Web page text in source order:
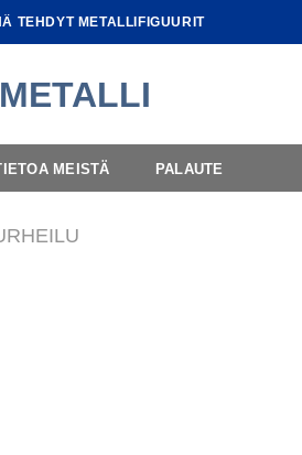
TEHDYT METALLIFIGUURIT
MEISTÄ PALAUTE